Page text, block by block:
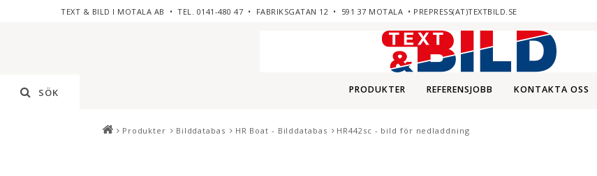
TEXT & BILD I MOTALA AB • TEL. 0141-480 47 • FABRIKSGATAN 12 • 591 37 MOTALA • PREPRESS(AT)TEXTBILD.SE
PRODUKTER REFERENSJOBB KONTAKTA OSS
SÖK
Produkter Bilddatabas HR Boat - Bilddatabas HR442sc - bild för nedladdning